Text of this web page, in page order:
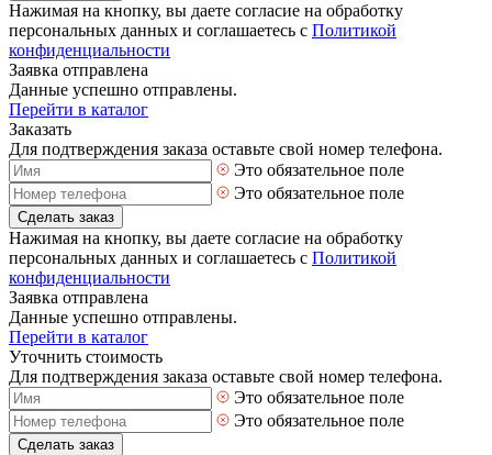
Нажимая на кнопку, вы даете согласие на обработку
персональных данных и соглашаетесь с Политикой
конфиденциальности
Заявка отправлена
Данные успешно отправлены.
Перейти в каталог
Заказать
Для подтверждения заказа оставьте свой номер телефона.
Это обязательное поле
Это обязательное поле
Сделать заказ
Нажимая на кнопку, вы даете согласие на обработку
персональных данных и соглашаетесь с Политикой
конфиденциальности
Заявка отправлена
Данные успешно отправлены.
Перейти в каталог
Уточнить стоимость
Для подтверждения заказа оставьте свой номер телефона.
Это обязательное поле
Это обязательное поле
Сделать заказ